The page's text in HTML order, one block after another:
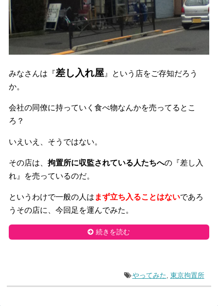
みなさんは『差し入れ屋 』という店をご存知だろう
か。
会社の同僚に持っていく食べ物なんかを売ってるとこ
ろ？
いえいえ、そうではない。
その店は、拘置所に収監されている人たちへの『差し入
れ』を売っているのだ。
というわけで一般の人は まず立ち入ることはないであろ
うその店に、今回足を運んでみた。
続きを読む
やってみた 東京拘置所